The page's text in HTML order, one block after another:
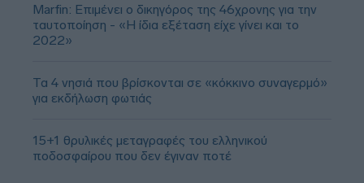
Marfin: Επιμένει ο δικηγόρος της 46χρονης για την
ταυτοποίηση - «Η ίδια εξέταση είχε γίνει και το
2022»
Τα 4 νησιά που βρίσκονται σε «κόκκινο συναγερμό»
για εκδήλωση φωτιάς
15+1 θρυλικές μεταγραφές του ελληνικού
ποδοσφαίρου που δεν έγιναν ποτέ